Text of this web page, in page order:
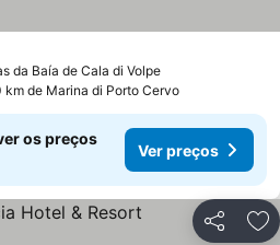
da Baía de Cala di VolpeVer preços
km de Marina di Porto Cervo
os preços
Ver preços
Partilhar